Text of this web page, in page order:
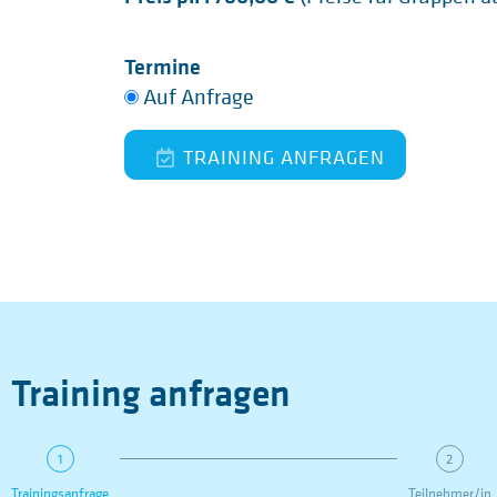
Termine
Auf Anfrage
TRAINING ANFRAGEN
Training anfragen
1
Trainingsanfrage
2
Teilnehmer/in